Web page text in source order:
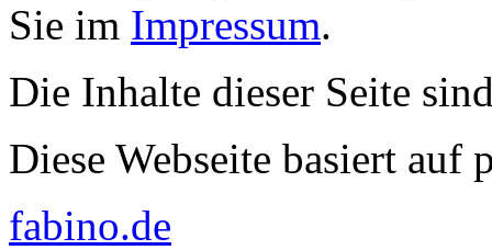
Sie im Impressum.
Die Inhalte dieser Seite
Diese Webseite basiert auf
fabino.de